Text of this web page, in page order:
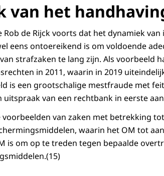
van het
de Rijck voorts dat het dynamiek van
eens ontoereikend is om voldoende
strafzaken te lang zijn. Als voorbeeld
in 2011, waarin in 2019
is een grootschalige mestfraude met
van een rechtbank in eerste
van zaken met betrekking
waarin het OM tot
is om op te treden tegen bepaalde